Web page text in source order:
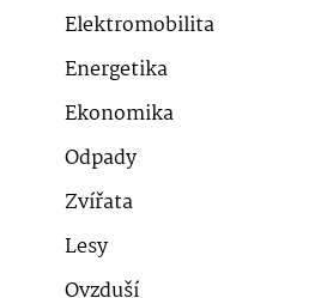
Elektromobilita
Energetika
Ekonomika
Odpady
Zvířata
Lesy